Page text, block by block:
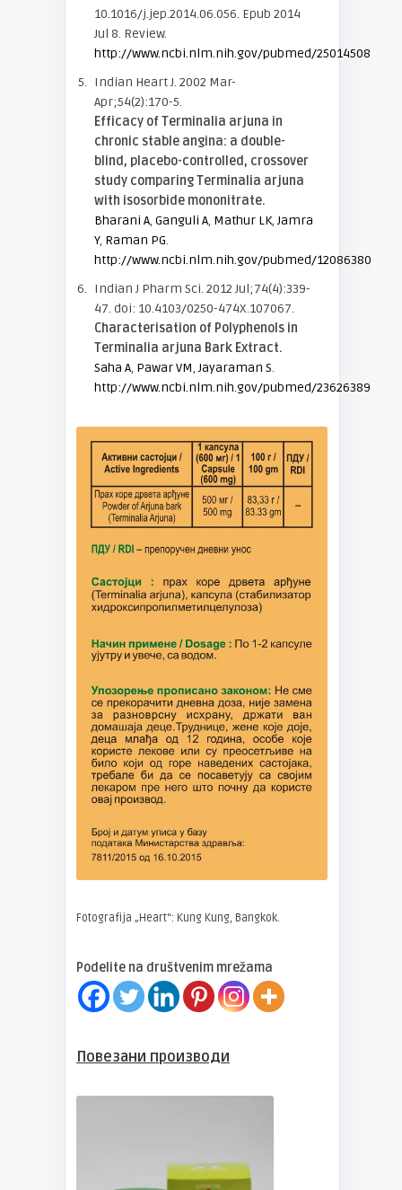
10.1016/j.jep.2014.06.056. Epub 2014
Jul 8. Review.
http://www.ncbi.nlm.nih.gov/pubmed/25014508
Indian Heart J. 2002 Mar-
Apr;54(2):170-5.
Efficacy of Terminalia arjuna in
chronic stable angina: a double-
blind, placebo-controlled, crossover
study comparing Terminalia arjuna
with isosorbide mononitrate.
Bharani A, Ganguli A, Mathur LK,Jamra
Y, Raman PG.
http://www.ncbi.nlm.nih.gov/pubmed/12086380
Indian J Pharm Sci. 2012 Jul;74(4):339-
47. doi: 10.4103/0250-474X.107067.
Characterisation of Polyphenols in
Terminalia arjuna Bark Extract.
Saha A, Pawar VM,Jayaraman S.
http://www.ncbi.nlm.nih.gov/pubmed/23626389
Fotografija „Heart“: Kung Kung, Bangkok.
Podelite na društvenim mrežama
Повезани производи